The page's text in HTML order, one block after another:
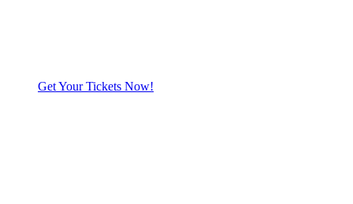
Get Your Tickets Now!